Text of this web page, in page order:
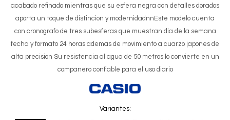
acabado refinado mientras que su esfera negra con detalles dorados
aporta un toque de distincion y modernidadnnEste modelo cuenta
con cronografo de tres subesferas que muestran dia de la semana
fecha y formato 24 horas ademas de movimiento a cuarzo japones de
alta precision Su resistencia al agua de 50 metros lo convierte en un
companero confiable para el uso diario
Variantes: